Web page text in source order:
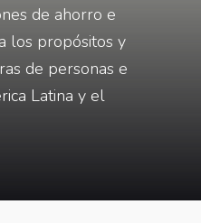
de ahorro e
los propósitos y
de personas e
Latina y el